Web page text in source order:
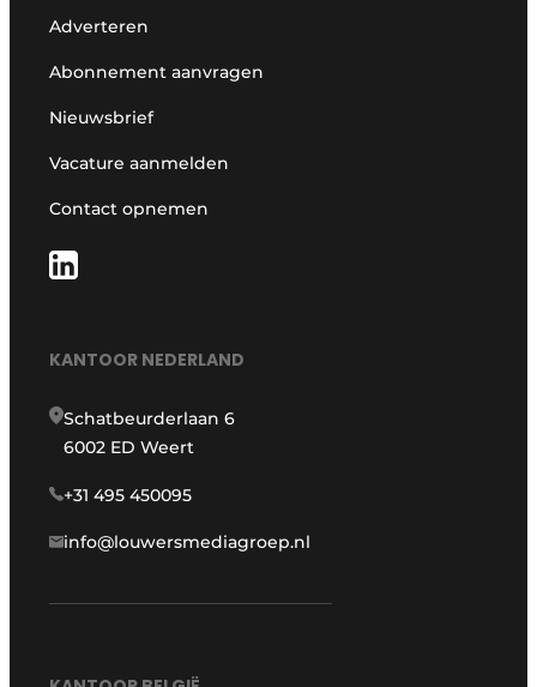
Adverteren
Abonnement aanvragen
Nieuwsbrief
Vacature aanmelden
Contact opnemen
KANTOOR NEDERLAND
Schatbeurderlaan 6
6002 ED Weert
+31 495 450095
info@louwersmediagroep.nl